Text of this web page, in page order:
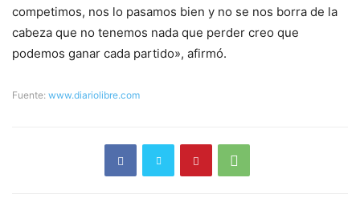
competimos, nos lo pasamos bien y no se nos borra de la
cabeza que no tenemos nada que perder creo que
podemos ganar cada partido», afirmó.
Fuente: www.diariolibre.com